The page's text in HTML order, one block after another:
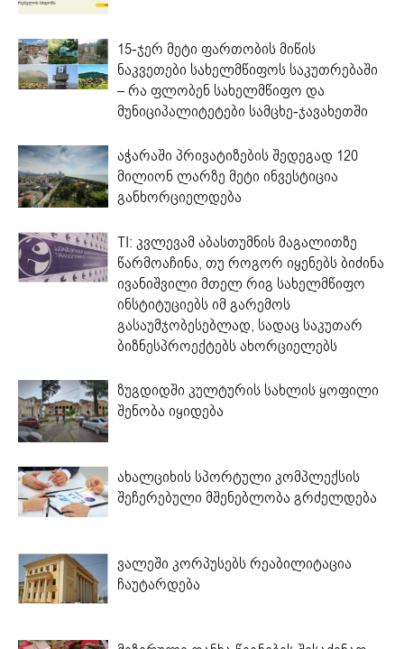
15-ჯერ მეტი ფართობის მიწის
ნაკვეთები სახელმწიფოს საკუთრებაში
– რა ფლობენ სახელმწიფო და
მუნიციპალიტეტები სამცხე-ჯავახეთში
აჭარაში პრივატიზების შედეგად 120
მილიონ ლარზე მეტი ინვესტიცია
განხორციელდება
TI: კვლევამ აბასთუმნის მაგალითზე
წარმოაჩინა, თუ როგორ იყენებს ბიძინა
ივანიშვილი მთელ რიგ სახელმწიფო
ინსტიტუციებს იმ გარემოს
გასაუმჯობესებლად, სადაც საკუთარ
ბიზნესპროექტებს ახორციელებს
ზუგდიდში კულტურის სახლის ყოფილი
შენობა იყიდება
ახალციხის სპორტული კომპლექსის
შეჩერებული მშენებლობა გრძელდება
ვალეში კორპუსებს რეაბილიტაცია
ჩაუტარდება